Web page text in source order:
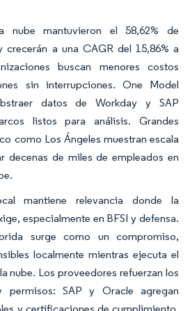
nube mantuvieron el 58,62% de
a una CAGR del 15,86% a
buscan menores costos
sin interrupciones. One Model
datos de Workday y SAP
listos para análisis. Grandes
como Los Ángeles muestran escala
decenas de miles de empleados en
mantiene relevancia donde la
especialmente en BFSI y defensa.
surge como un compromiso,
localmente mientras ejecuta el
nube. Los proveedores refuerzan los
SAP y Oracle agregan